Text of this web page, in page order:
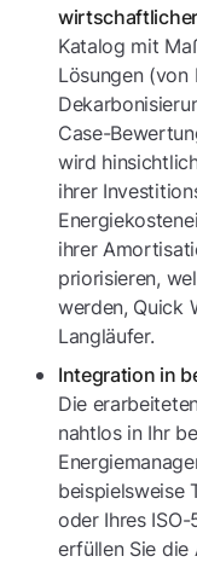
Katalog mit
Lösungen
Case-
wird
ihrer
ihrer
priorisieren,
werden, Quick
Langläufer.
Integration in
Die
nahtlos in Ihr
beispielsweise
oder Ihres
erfüllen Sie die